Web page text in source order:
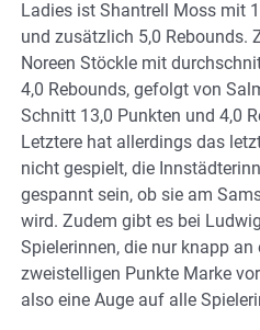
Ladies ist Shantrell Moss mit
und zusätzlich 5,0 Rebounds.
Noreen Stöckle mit
4,0 Rebounds, gefolgt von
Schnitt 13,0 Punkten und 4,0
Letztere hat allerdings das
nicht gespielt, die
gespannt sein, ob sie am
wird. Zudem gibt es bei
Spielerinnen, die nur knapp
zweistelligen Punkte Marke
also eine Auge auf alle